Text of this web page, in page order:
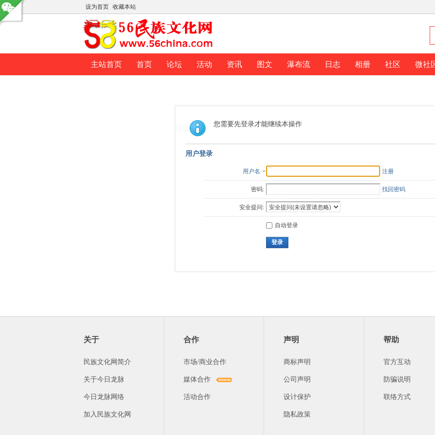
设为首页 收藏本站
主站首页 首页 论坛 活动 资讯 图文 瀑布流 日志 相册 社区 微社
您需要先登录才能继续本操作
用户登录
用户名 注册
密码: 找回密码
安全提问:
自动登录
登录
关于
民族文化网简介
关于今日龙脉
今日龙脉网络
加入民族文化网
合作
市场/商业合作
媒体合作
活动合作
声明
商标声明
公司声明
设计保护
隐私政策
帮助
官方互动
防骗说明
联络方式